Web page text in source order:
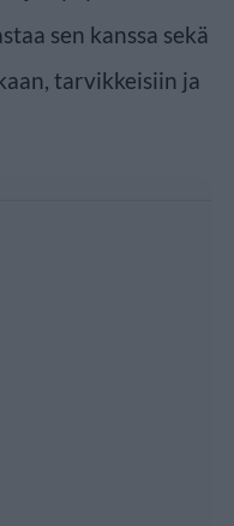
sen kanssa sekä
tarvikkeisiin ja